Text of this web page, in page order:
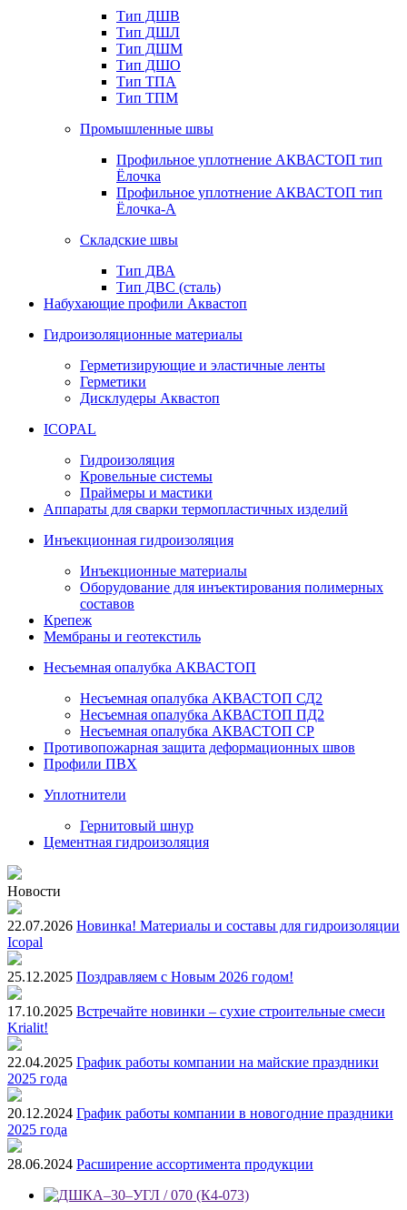
Тип ДШВ
Тип ДШЛ
Тип ДШМ
Тип ДШО
Тип ТПА
Тип ТПМ
Промышленные швы
Профильное уплотнение АКВАСТОП тип
Ёлочка
Профильное уплотнение АКВАСТОП тип
Ёлочка-А
Складские швы
Тип ДВА
Тип ДВС (сталь)
Набухающие профили Аквастоп
Гидроизоляционные материалы
Герметизирующие и эластичные ленты
Герметики
Дисклудеры Аквастоп
ICOPAL
Гидроизоляция
Кровельные системы
Праймеры и мастики
Аппараты для сварки термопластичных изделий
Инъекционная гидроизоляция
Инъекционные материалы
Оборудование для инъектирования полимерных
составов
Крепеж
Мембраны и геотекстиль
Несъемная опалубка АКВАСТОП
Несъемная опалубка АКВАСТОП СД2
Несъемная опалубка АКВАСТОП ПД2
Несъемная опалубка АКВАСТОП СР
Противопожарная защита деформационных швов
Профили ПВХ
Уплотнители
Гернитовый шнур
Цементная гидроизоляция
Новости
22.07.2026 Новинка! Материалы и составы для гидроизоляции
Icopal
25.12.2025 Поздравляем с Новым 2026 годом!
17.10.2025 Встречайте новинки – сухие строительные смеси
Krialit!
22.04.2025 График работы компании на майские праздники
2025 года
20.12.2024 График работы компании в новогодние праздники
2025 года
28.06.2024 Расширение ассортимента продукции